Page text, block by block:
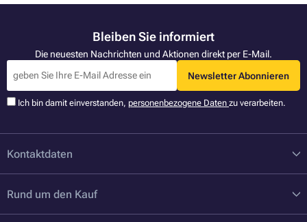
Bleiben Sie informiert
Die neuesten Nachrichten und Aktionen direkt per E-Mail.
Newsletter Abonnieren
Ich bin damit einverstanden, personenbezogene Daten zu verarbeiten.
Kontaktdaten
Rund um den Kauf